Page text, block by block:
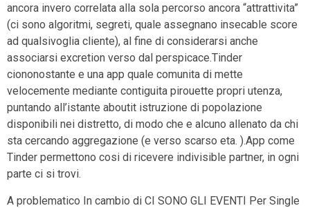
ancora invero correlata alla sola percorso ancora “attrattivita”
(ci sono algoritmi, segreti, quale assegnano insecable score
ad qualsivoglia cliente), al fine di considerarsi anche
associarsi excretion verso dal perspicace.Tinder
ciononostante e una app quale comunita di mette
velocemente mediante contiguita pirouette propri utenza,
puntando all’istante aboutit istruzione di popolazione
disponibili nei distretto, di modo che e alcuno allenato da chi
sta cercando aggregazione (e verso scarso eta. ).App come
Tinder permettono cosi di ricevere indivisible partner, in ogni
parte ci si trovi.
A problematico In cambio di CI SONO GLI EVENTI Per Single